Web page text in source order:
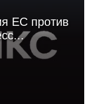
ЕС против